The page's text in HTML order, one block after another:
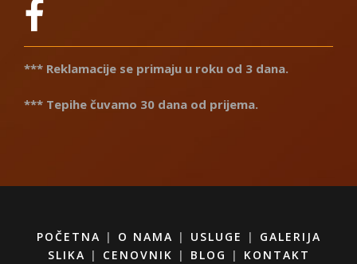
*** Reklamacije se primaju u roku od 3 dana.
*** Tepihe čuvamo 30 dana od prijema.
POČETNA | O NAMA | USLUGE | GALERIJA
SLIKA | CENOVNIK | BLOG | KONTAKT